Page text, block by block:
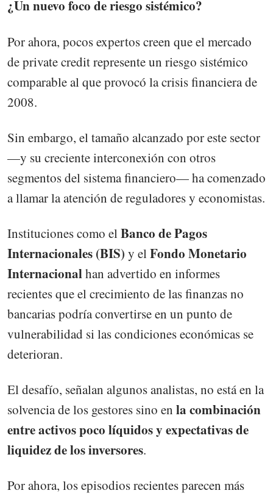
¿Un nuevo foco de riesgo sistémico?
Por ahora, pocos expertos creen que el mercado
de private credit represente un riesgo sistémico
comparable al que provocó la crisis financiera de
2008.
Sin embargo, el tamaño alcanzado por este sector
—y su creciente interconexión con otros
segmentos del sistema financiero— ha comenzado
a llamar la atención de reguladores y economistas.
Instituciones como elBanco de Pagos
Internacionales (BIS) y elFondo Monetario
Internacionalhan advertido en informes
recientes que el crecimiento de las finanzas no
bancarias podría convertirse en un punto de
vulnerabilidad si las condiciones económicas se
deterioran.
El desafío, señalan algunos analistas, no está en la
solvencia de los gestores sino en la combinación
entre activos poco líquidos y expectativas de
liquidez de los inversores.
Por ahora, los episodios recientes parecen más